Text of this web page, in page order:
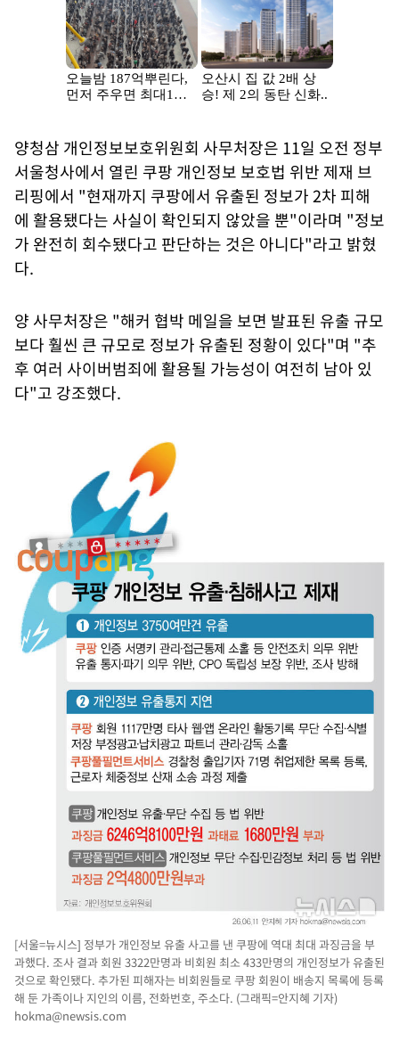
양청삼 개인정보보호위원회 사무처장은 11일 오전 정부
서울청사에서 열린 쿠팡 개인정보 보호법 위반 제재 브
리핑에서 "현재까지 쿠팡에서 유출된 정보가 2차 피해
에 활용됐다는 사실이 확인되지 않았을 뿐"이라며 "정보
가 완전히 회수됐다고 판단하는 것은 아니다"라고 밝혔
다.
양 사무처장은 "해커 협박 메일을 보면 발표된 유출 규모
보다 훨씬 큰 규모로 정보가 유출된 정황이 있다"며 "추
후 여러 사이버범죄에 활용될 가능성이 여전히 남아 있
다"고 강조했다.
[서울=뉴시스] 정부가 개인정보 유출 사고를 낸 쿠팡에 역대 최대 과징금을 부
과했다. 조사 결과 회원 3322만명과 비회원 최소 433만명의 개인정보가 유출된
것으로 확인됐다. 추가된 피해자는 비회원들로 쿠팡 회원이 배송지 목록에 등록
해 둔 가족이나 지인의 이름, 전화번호, 주소다. (그래픽=안지혜 기자)
hokma@newsis.com